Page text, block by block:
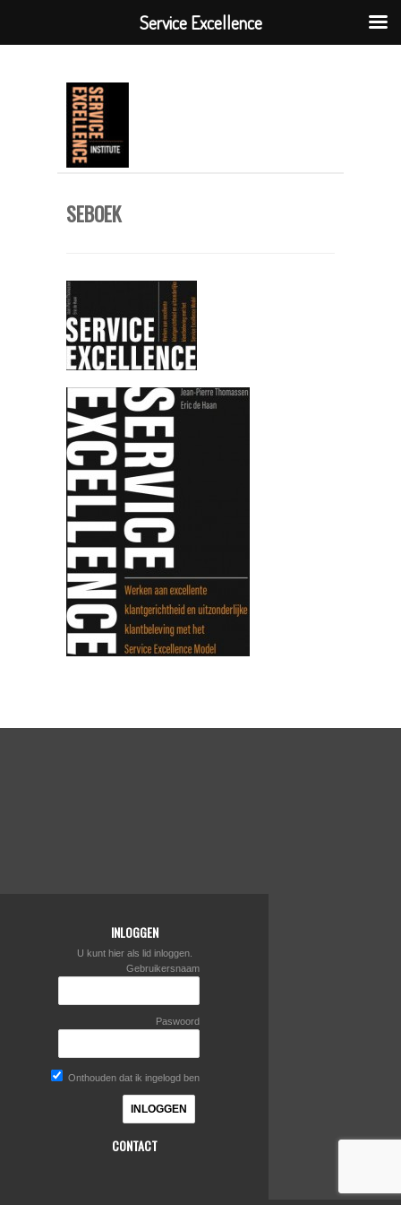
SEBOEK
INLOGGEN
U kunt hier als lid inloggen.
Gebruikersnaam
Paswoord
Onthouden dat ik ingelogd ben
CONTACT
Service Excellence